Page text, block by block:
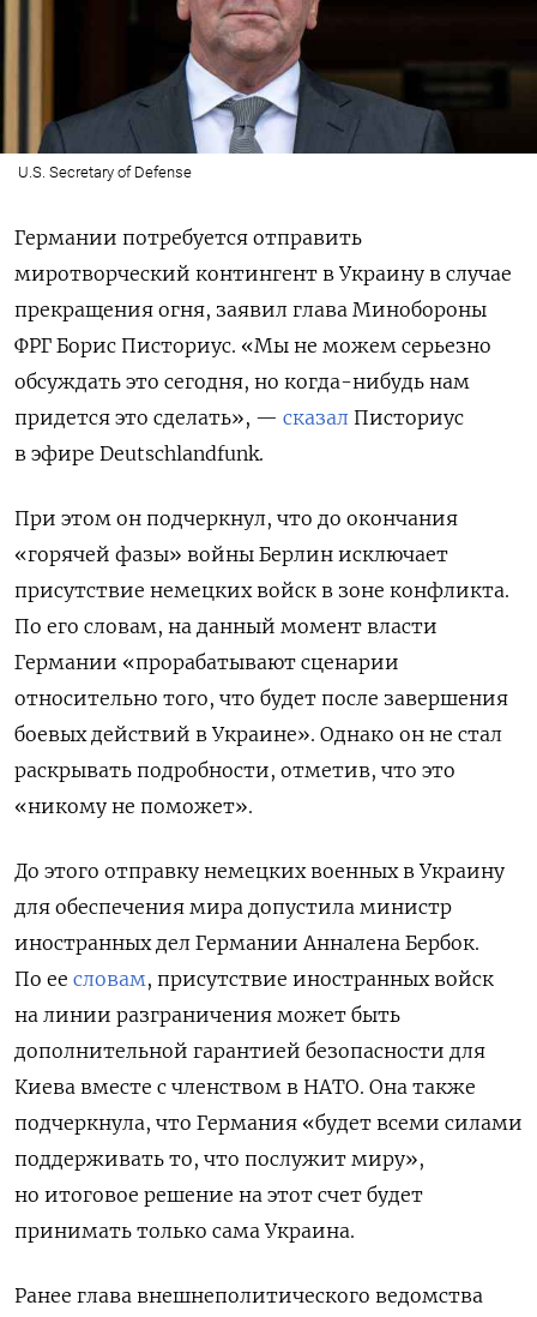
U.S. Secretary of Defense
Германии потребуется отправить
миротворческий контингент в Украину в случае
прекращения огня, заявил глава Минобороны
ФРГ Борис Писториус. «Мы не можем серьезно
обсуждать это сегодня, но когда-нибудь нам
придется это сделать», — сказал Писториус
в эфире Deutschlandfunk.
При этом он подчеркнул, что до окончания
«горячей фазы» войны Берлин исключает
присутствие немецких войск в зоне конфликта.
По его словам, на данный момент власти
Германии «прорабатывают сценарии
относительно того, что будет после завершения
боевых действий в Украине». Однако он не стал
раскрывать подробности, отметив, что это
«никому не поможет».
До этого отправку немецких военных в Украину
для обеспечения мира допустила министр
иностранных дел Германии Анналена Бербок.
По ее словам, присутствие иностранных войск
на линии разграничения может быть
дополнительной гарантией безопасности для
Киева вместе с членством в НАТО. Она также
подчеркнула, что Германия «будет всеми силами
поддерживать то, что послужит миру»,
но итоговое решение на этот счет будет
принимать только сама Украина.
Ранее глава внешнеполитического ведомства